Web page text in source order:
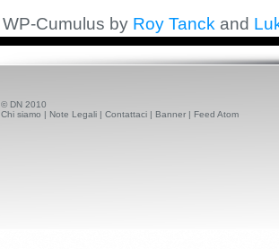
WP-Cumulus by Roy Tanck and
© DN 2010
Chi siamo
Note Legali Contattaci Banner Feed Atom